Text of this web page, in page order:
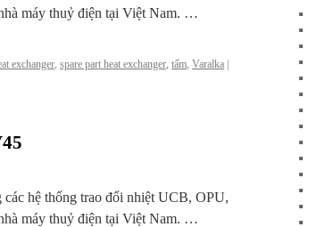
máy thuỷ điện tại Việt Nam. …
exchanger, spare part heat exchanger, tấm, Varalka
hệ thống trao đổi nhiệt UCB, OPU,
máy thuỷ điện tại Việt Nam. …